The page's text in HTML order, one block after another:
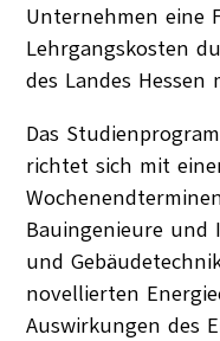
Unternehmen eine
Lehrgangskosten
des Landes Hessen
Das
richtet sich mit
Bauingenieure und
und
novellierten
Auswirkungen des